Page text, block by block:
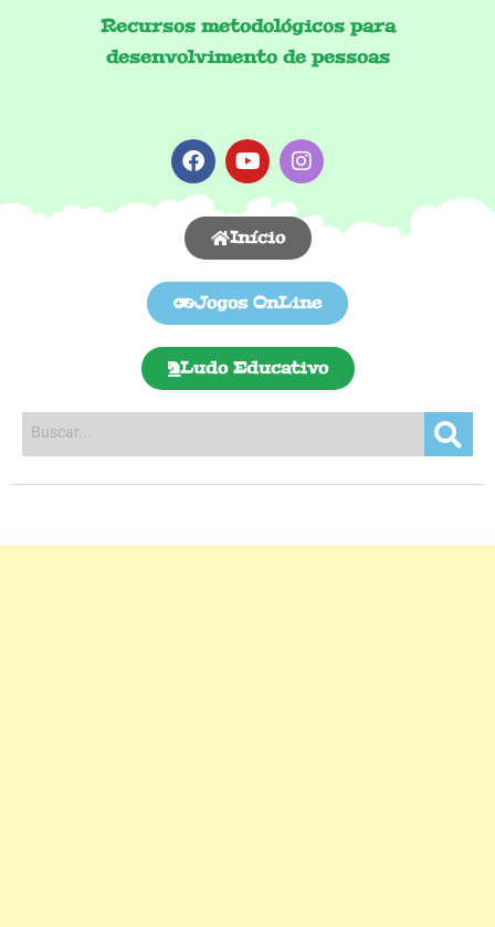
Recursos metodológicos para
desenvolvimento de pessoas
Início
Jogos OnLine
Ludo Educativo